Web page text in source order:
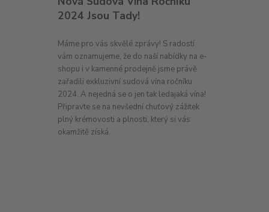
2024 Jsou Tady!
Máme pro vás skvělé zprávy! S radostí
vám oznamujeme, že do naší nabídky na e-
shopu i v kamenné prodejně jsme právě
zařadili exkluzivní sudová vína ročníku
2024. A nejedná se o jen tak ledajaká vína!
Připravte se na nevšední chuťový zážitek
plný krémovosti a plnosti, který si vás
okamžitě získá.